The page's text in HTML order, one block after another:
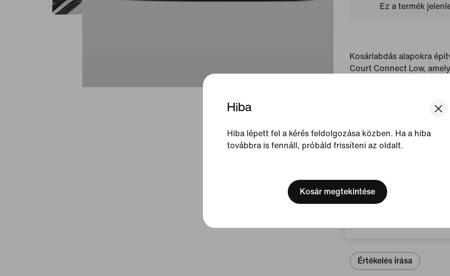
We think you are in
Update your location?
Hiba
Hiba lépett fel a kérés feldolgozása közben. Ha a hiba
továbbra is fennáll, próbáld frissíteni az oldalt.
Kosár megtekintése
Ez a termék
Kosárlabdás alapokra
Court Connect Low,
teljesítményt és a
a könnyű felépítéssel és
Megjelenített szín:
Stílus: IQ5698-001
Vélemények (hiba)
Értékelés írása